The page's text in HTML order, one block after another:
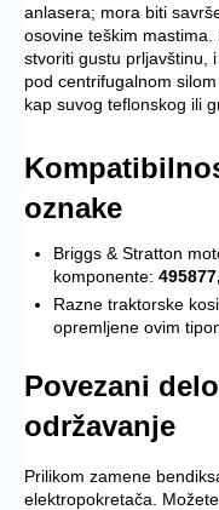
anlasera; mora biti
osovine teškim mastima.
stvoriti gustu prljavštinu,
pod centrifugalnom
kap suvog teflonskog ili
oznake
Briggs & Stratton
komponente:
Razne traktorske
opremljene ovim
Povezani
održavanje
Prilikom zamene
elektropokretača.